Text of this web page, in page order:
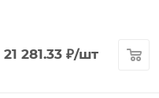
21 281.33₽/шт